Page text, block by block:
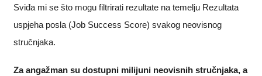
Sviđa mi se što mogu filtrirati rezultate na temelju Rezultata
uspjeha posla (Job Success Score) svakog neovisnog
stručnjaka.
Za angažman su dostupni milijuni neovisnih stručnjaka, a